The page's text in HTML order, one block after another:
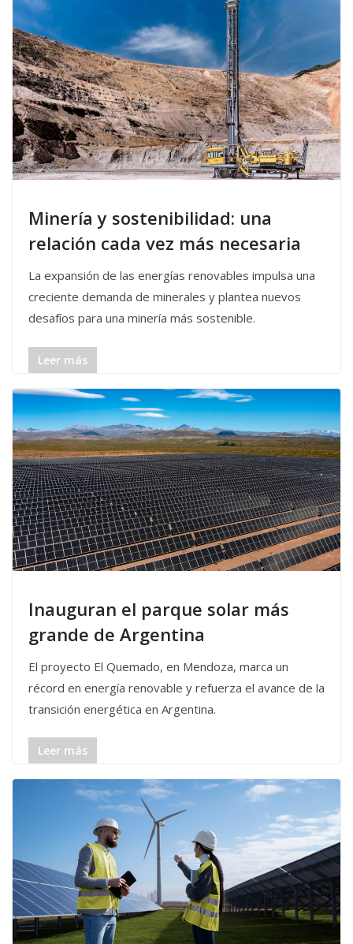
Minería y sostenibilidad: una
relación cada vez más necesaria
La expansión de las energías renovables impulsa una
creciente demanda de minerales y plantea nuevos
desafíos para una minería más sostenible.
Leer más
Inauguran el parque solar más
grande de Argentina
El proyecto El Quemado, en Mendoza, marca un
récord en energía renovable y refuerza el avance de la
transición energética en Argentina.
Leer más